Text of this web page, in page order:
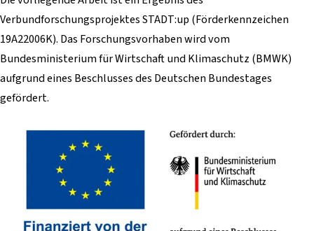
Verbundforschungsprojektes STADT:up (Förderkennzeichen
19A22006K). Das Forschungsvorhaben wird vom
Bundesministerium für Wirtschaft und Klimaschutz (BMWK)
aufgrund eines Beschlusses des Deutschen Bundestages
gefördert.